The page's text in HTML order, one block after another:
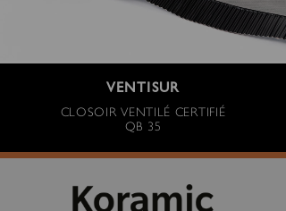
VENTISUR
CLOSOIR VENTILÉ CERTIFIÉ
QB 35